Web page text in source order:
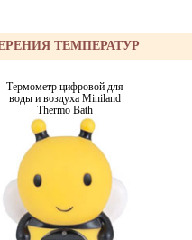
ТЕМПЕРАТУР
Термометр цифровой для
воды и воздуха Miniland
Thermo Bath